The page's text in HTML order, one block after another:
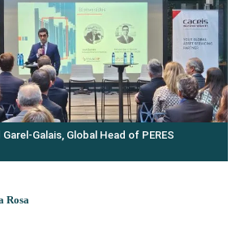
Galais, Global Head of PERES
Rosa